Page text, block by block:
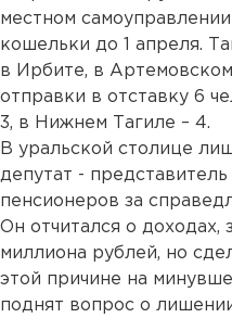
местном
кошельки до 1 апреля.
в Ирбите, в
отправки в отставку 6
3, в Нижнем Тагиле – 4.
В уральской столице
депутат -
пенсионеров за
Он отчитался о доходах,
миллиона рублей, но
этой причине на
поднят вопрос о